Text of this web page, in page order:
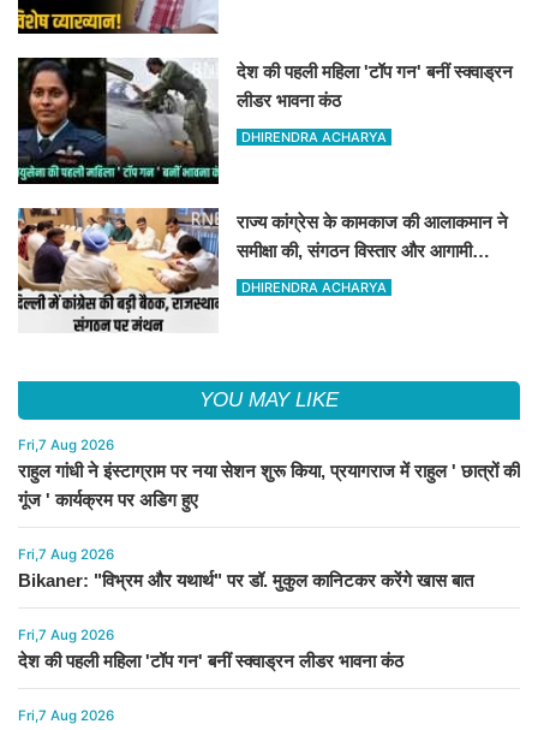
देश की पहली महिला 'टॉप गन' बनीं स्क्वाड्रन
लीडर भावना कंठ
DHIRENDRA ACHARYA
राज्य कांग्रेस के कामकाज की आलाकमान ने
समीक्षा की, संगठन विस्तार और आगामी
कार्यक्रम तय किये गए
DHIRENDRA ACHARYA
YOU MAY LIKE
Fri,7 Aug 2026
राहुल गांधी ने इंस्टाग्राम पर नया सेशन शुरू किया, प्रयागराज में राहुल ' छात्रों की
गूंज ' कार्यक्रम पर अडिग हुए
Fri,7 Aug 2026
Bikaner: "विभ्रम और यथार्थ" पर डॉ. मुकुल कानिटकर करेंगे खास बात
Fri,7 Aug 2026
देश की पहली महिला 'टॉप गन' बनीं स्क्वाड्रन लीडर भावना कंठ
Fri,7 Aug 2026